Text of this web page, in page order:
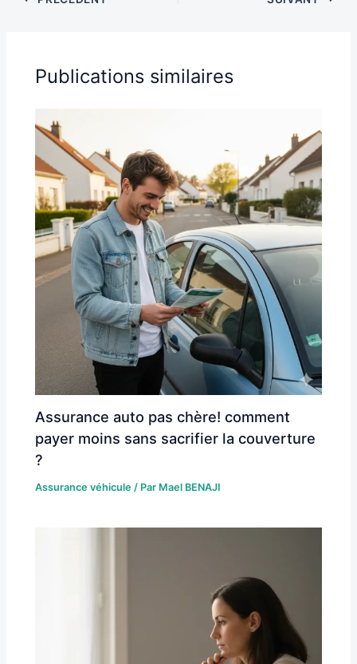
Publications similaires
Assurance auto pas chère! comment
payer moins sans sacrifier la couverture
?
Assurance véhicule / Par Mael BENAJI